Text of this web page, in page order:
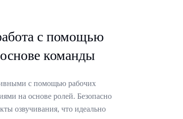
с помощью
команды
с помощью рабочих
на основе ролей. Безопасно
озвучивания, что идеально